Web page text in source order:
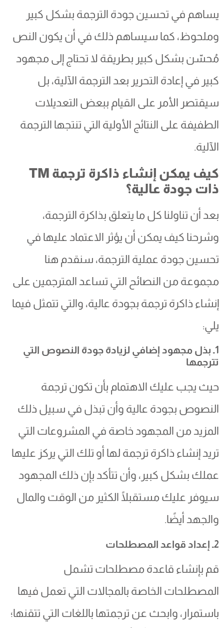
يساهم في تحسين جودة الترجمة بشكل كبير
وملحوظ، كما سيساهم ذلك في أن يكون النص
مُحسّن بشكل كبير بطريقة لا تحتاج إلى مجهود
كبير في إعادة التحرير بعد الترجمة الآلية، بل
سيقتصر الأمر على القيام ببعض التعديلات
الطفيفة على النتائج الأولية التي تنتجها الترجمة
الآلية.
كيف يمكن إنشاء ذاكرة ترجمة TM
ذات جودة عالية؟
بعد أن تناولنا كل ما يتعلق بذاكرة الترجمة،
وشرحنا كيف يمكن أن يؤثر الاعتماد عليها في
تحسين جودة عملية الترجمة، سنقدم هنا
مجموعة من النصائح التي تساعد المترجمين على
إنشاء ذاكرة ترجمة بجودة عالية، والتي تتمثل فيما
يلي:
1ـ بذل مجهود إضافي لزيادة جودة النصوص التي
تترجمها
حيث يجب عليك الاهتمام بأن تكون ترجمة
النصوص بجودة عالية وأن تبذل في سبيل ذلك
المزيد من المجهود خاصة في المشروعات التي
تريد إنشاء ذاكرة ترجمة لها أو تلك التي يركز عليها
عملك بشكل كبير، وأن تتأكد بإن ذلك المجهود
سيوفر عليك مستقبلًا الكثير من الوقت والمال
والجهد أيضًا.
2ـ إعداد قواعد المصطلحات
قم بإنشاء قاعدة مصطلحات تشمل
المصطلحات الخاصة بالمجالات التي تعمل فيها
باستمرار، وابحث عن ترجمتها باللغات التي تتقنها؛